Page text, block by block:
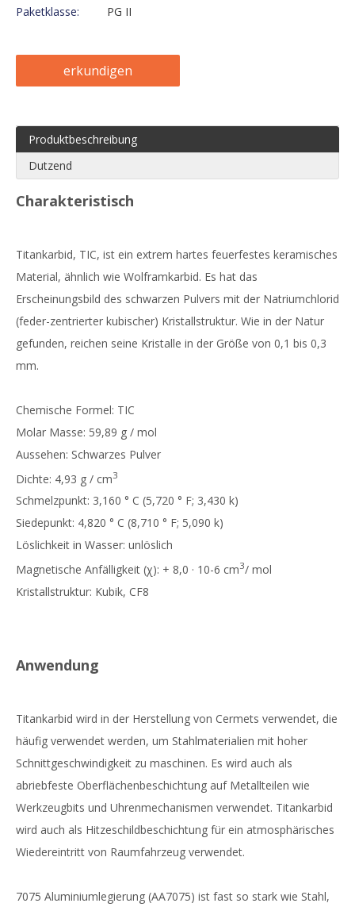
Paketklasse:
PG II
erkundigen
Produktbeschreibung
Dutzend
Charakteristisch
Titankarbid, TIC, ist ein extrem hartes feuerfestes keramisches
Material, ähnlich wie Wolframkarbid. Es hat das
Erscheinungsbild des schwarzen Pulvers mit der Natriumchlorid
(feder-zentrierter kubischer) Kristallstruktur. Wie in der Natur
gefunden, reichen seine Kristalle in der Größe von 0,1 bis 0,3
mm.
Chemische Formel: TIC
Molar Masse: 59,89 g / mol
Aussehen: Schwarzes Pulver
Dichte: 4,93 g / cm3
Schmelzpunkt: 3,160 ° C (5,720 ° F; 3,430 k)
Siedepunkt: 4,820 ° C (8,710 ° F; 5,090 k)
Löslichkeit in Wasser: unlöslich
Magnetische Anfälligkeit (χ): + 8,0 · 10-6 cm3/ mol
Kristallstruktur: Kubik, CF8
Anwendung
Titankarbid wird in der Herstellung von Cermets verwendet, die
häufig verwendet werden, um Stahlmaterialien mit hoher
Schnittgeschwindigkeit zu maschinen. Es wird auch als
abriebfeste Oberflächenbeschichtung auf Metallteilen wie
Werkzeugbits und Uhrenmechanismen verwendet. Titankarbid
wird auch als Hitzeschildbeschichtung für ein atmosphärisches
Wiedereintritt von Raumfahrzeug verwendet.
7075 Aluminiumlegierung (AA7075) ist fast so stark wie Stahl,